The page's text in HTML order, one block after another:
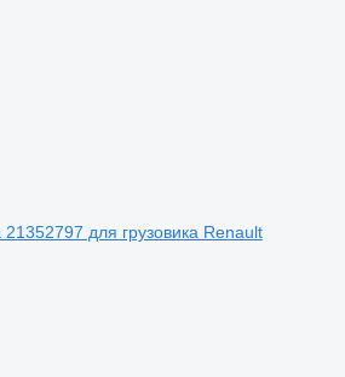
21352797 для грузовика Renault